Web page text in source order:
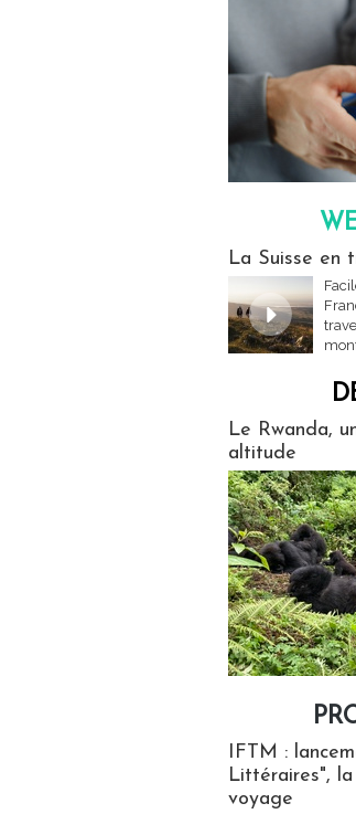
La Suisse en
Le Rwanda,
altitude
IFTM :
Littéraires",
voyage